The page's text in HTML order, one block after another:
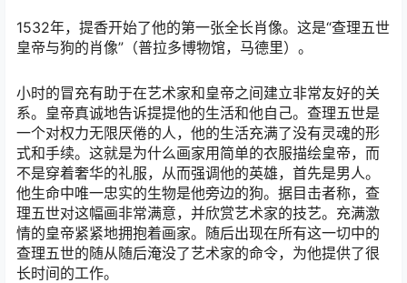
1532年，提香开始了他的第一张全长肖像。这是“查理五世
皇帝与狗的肖像”（普拉多博物馆，马德里）。
小时的冒充有助于在艺术家和皇帝之间建立非常友好的关
系。皇帝真诚地告诉提提他的生活和他自己。查理五世是
一个对权力无限厌倦的人，他的生活充满了没有灵魂的形
式和手续。这就是为什么画家用简单的衣服描绘皇帝，而
不是穿着奢华的礼服，从而强调他的英雄，首先是男人。
他生命中唯一忠实的生物是他旁边的狗。据目击者称，查
理五世对这幅画非常满意，并欣赏艺术家的技艺。充满激
情的皇帝紧紧地拥抱着画家。随后出现在所有这一切中的
查理五世的随从随后淹没了艺术家的命令，为他提供了很
长时间的工作。